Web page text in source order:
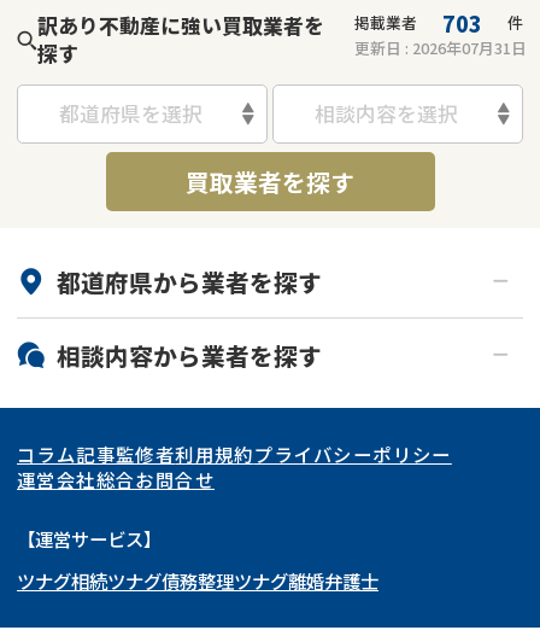
空き家 事故物件
再建築不可 底地
借地 共有持分
任意売却
リースバック
不動産コラム
不動産売却 再建築不可物件
共有持分 底地
訳あり不動産 不動産投資
土地売却 不動産相続
アンケート調査
業者を探す
訳あり不動産に強い買取業者を
探す
掲載業者 703
件
更新日 : 2026年07月31日
都道府県を選択 相談内容を選択
買取業者を探す
都道府県から業者を探す
北海道・東北
北海道 青森県
岩手県 宮城県
秋田県
福島県
関東
東京都 神奈川県
埼玉県
茨城県 群馬県
東海
愛知県
岐阜県 山梨県
関西
大阪府 京都府
北陸・甲信越
相談内容から業者を探す
再建築不可
底地
ゴミ屋敷
リースバック
コラム記事監修者利用規約プライバシーポリシー
運営会社総合お問合せ
【運営サービス】
ツナグ相続ツナグ債務整理ツナグ離婚弁護士